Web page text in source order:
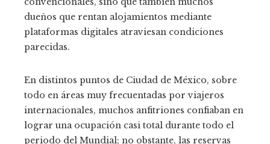
dueños que rentan alojamientos mediante
plataformas digitales atraviesan condiciones
parecidas.
En distintos puntos de Ciudad de México, sobre
todo en áreas muy frecuentadas por viajeros
internacionales, muchos anfitriones confiaban en
lograr una ocupación casi total durante todo el
periodo del Mundial; no obstante, las reservas